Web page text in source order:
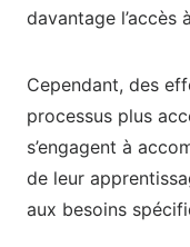
davantage l’accès
Cependant, des
processus plus
s’engagent à
de leur
aux besoins